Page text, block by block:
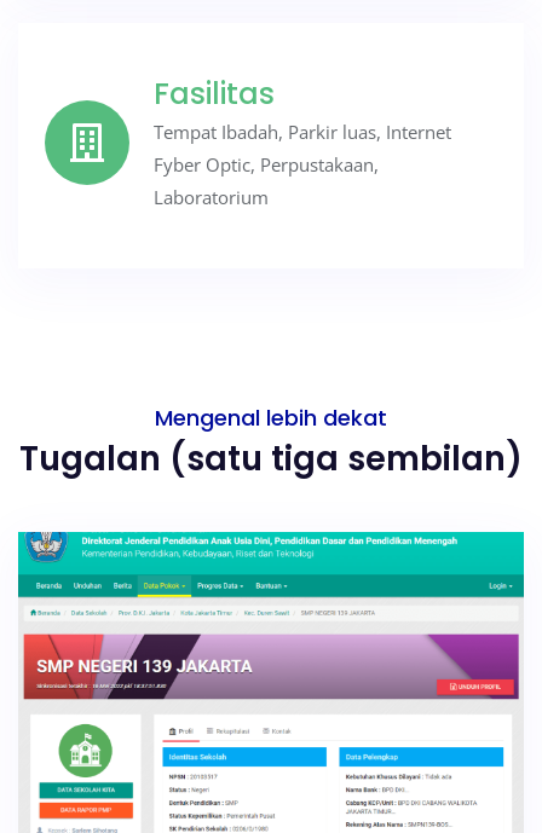
Fasilitas
Tempat Ibadah, Parkir luas, Internet
Fyber Optic, Perpustakaan,
Laboratorium
Mengenal lebih dekat
Tugalan (satu tiga sembilan)